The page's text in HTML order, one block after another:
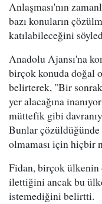
Anlaşması'nın
bazı konuların
katılabileceğini
Anadolu Ajansı'na
birçok konuda doğal
belirterek, "Bir
yer alacağına
müttefik gibi
Bunlar çözüldüğünde
olmaması için hiçbir
Fidan, birçok ülkenin
ilettiğini ancak bu
istemediğini belirtti.